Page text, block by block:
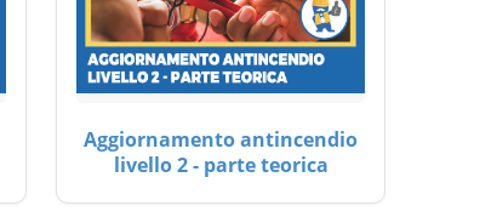
Aggiornamento antincendio
livello 2 - parte teorica